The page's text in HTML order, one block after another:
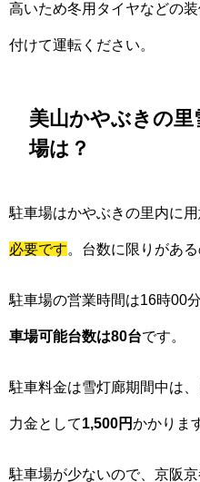
高いため冬用タイヤなどの
付けて運転ください。
美山かやぶきの里
場は？
駐車場はかやぶきの里内に用
必要です 。台数に限りがあ
駐車場の営業時間は16時00
車場可能台数は80台です。
駐車料金は雪灯廊期間中は
力金として1,500円かかりま
駐車場が少ないので、京阪